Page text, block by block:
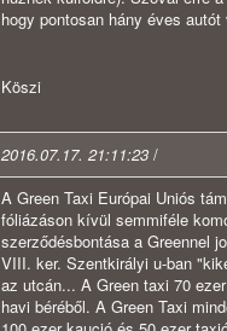
hogy pontosan hány éves
Köszi
2016.07.17. 21:11:23 /
A Green Taxi Európai Uniós
fóliázáson kívül semmiféle
szerződésbontása a Greennel
VIII. ker. Szentkirályi u-ban
az utcán... A Green taxi 70
havi béréből. A Green Taxi